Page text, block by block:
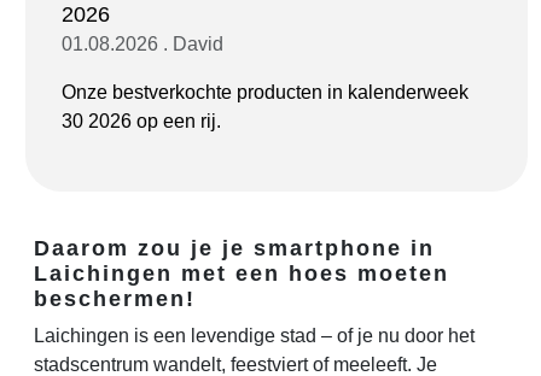
2026
01.08.2026 . David
Onze bestverkochte producten in kalenderweek
30 2026 op een rij.
Daarom zou je je smartphone in
Laichingen met een hoes moeten
beschermen!
Laichingen is een levendige stad – of je nu door het
stadscentrum wandelt, feestviert of meeleeft. Je